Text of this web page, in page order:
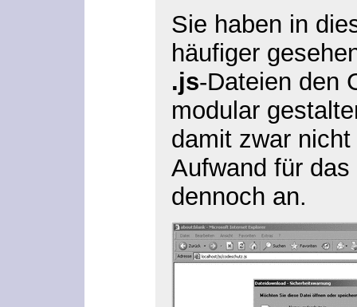
Sie haben in
häufiger
.js-Dateien den
modular
damit zwar
Aufwand für
dennoch an.